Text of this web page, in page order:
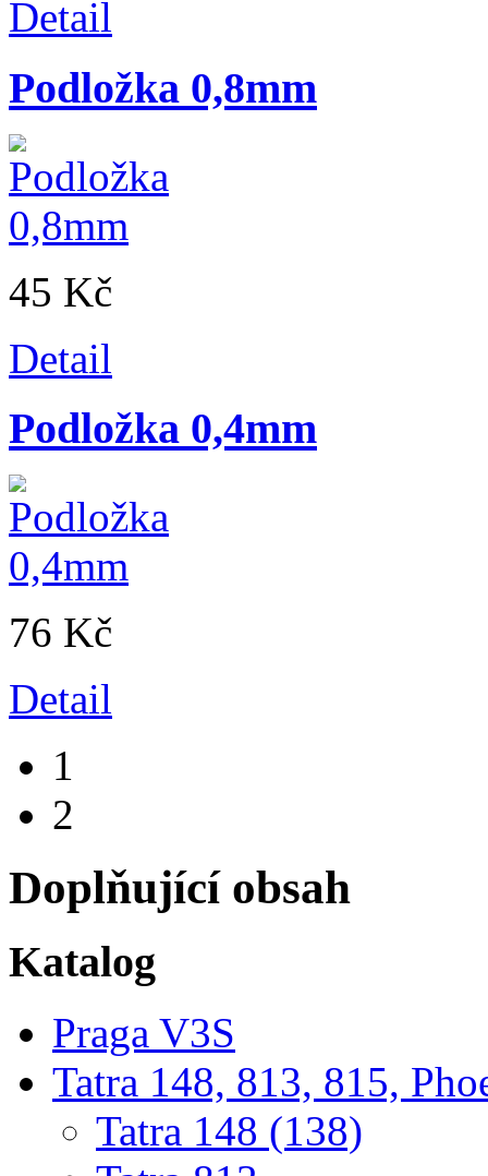
Detail
Podložka 0,8mm
45 Kč
Detail
Podložka 0,4mm
76 Kč
Detail
1
2
Doplňující obsah
Katalog
Praga V3S
Tatra 148, 813, 815,
Tatra 148 (138)